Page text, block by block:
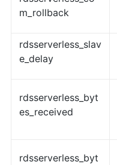
m_rollback
rdsserverless_slav
e_delay
rdsserverless_byt
es_received
rdsserverless_byt